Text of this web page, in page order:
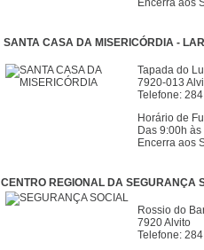
Encerra aos
SANTA CASA DA MISERICÓRDIA -
Tapada do
7920-013
Telefone:
Horário de
Das 9:00h
Encerra aos
CENTRO REGIONAL DA SEGURANÇA
Rossio do
7920 Alvito
Telefone: